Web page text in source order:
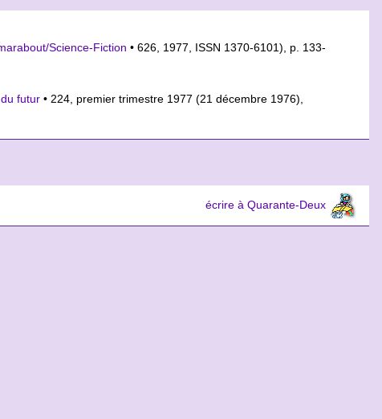
Science-Fiction • 626, 1977, ISSN 1370-6101), p. 133-
futur • 224, premier trimestre 1977 (21 décembre 1976),
écrire à Quarante-Deux